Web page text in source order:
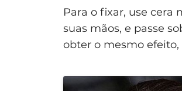
Para o fixar, use
suas mãos, e passe
obter o mesmo